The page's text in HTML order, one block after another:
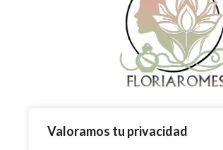
Valoramos tu privacidad